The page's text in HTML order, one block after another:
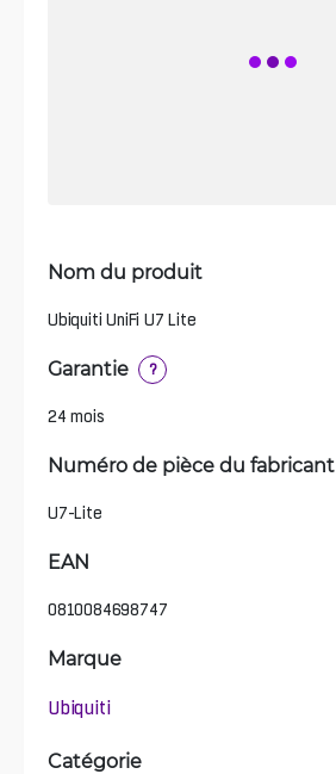
Nom du produit
Ubiquiti UniFi U7 Lite
Garantie ?
24 mois
Numéro de pièce du fabricant
U7-Lite
EAN
0810084698747
Marque
Ubiquiti
Catégorie